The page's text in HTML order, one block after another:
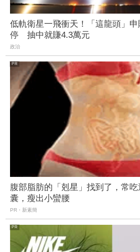
低軌衛星一飛衝天！「這龍頭」
停 抽中就賺4.3萬元
政治
腹部脂肪的「剋星」找到了，常
囊，瘦出小蠻腰
PR・新素簡